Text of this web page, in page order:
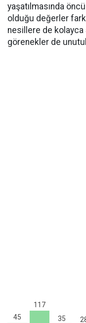
yaşatılmasında
olduğu değerler
nesillere de kolayca
görenekler de
45
117
35